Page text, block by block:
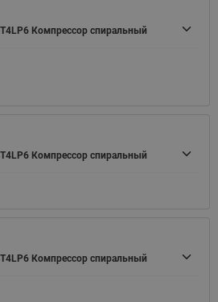
Компрессор спиральный
Компрессор спиральный
Компрессор спиральный